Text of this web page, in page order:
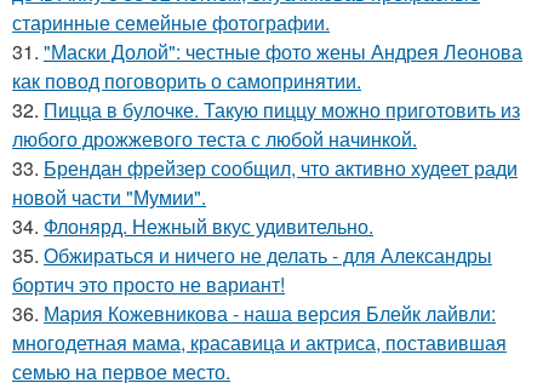
старинные семейные фотографии.
31. "Маски Долой": честные фото жены Андрея Леонова
как повод поговорить о самопринятии.
32. Пицца в булочке. Такую пиццу можно приготовить из
любого дрожжевого теста с любой начинкой.
33. Брендан фрейзер сообщил, что активно худеет ради
новой части "Мумии".
34. Флонярд. Нежный вкус удивительно.
35. Обжираться и ничего не делать - для Александры
бортич это просто не вариант!
36. Мария Кожевникова - наша версия Блейк лайвли:
многодетная мама, красавица и актриса, поставившая
семью на первое место.